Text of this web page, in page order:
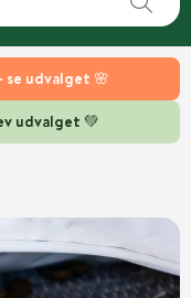
se udvalget 🌸
udvalget 💚